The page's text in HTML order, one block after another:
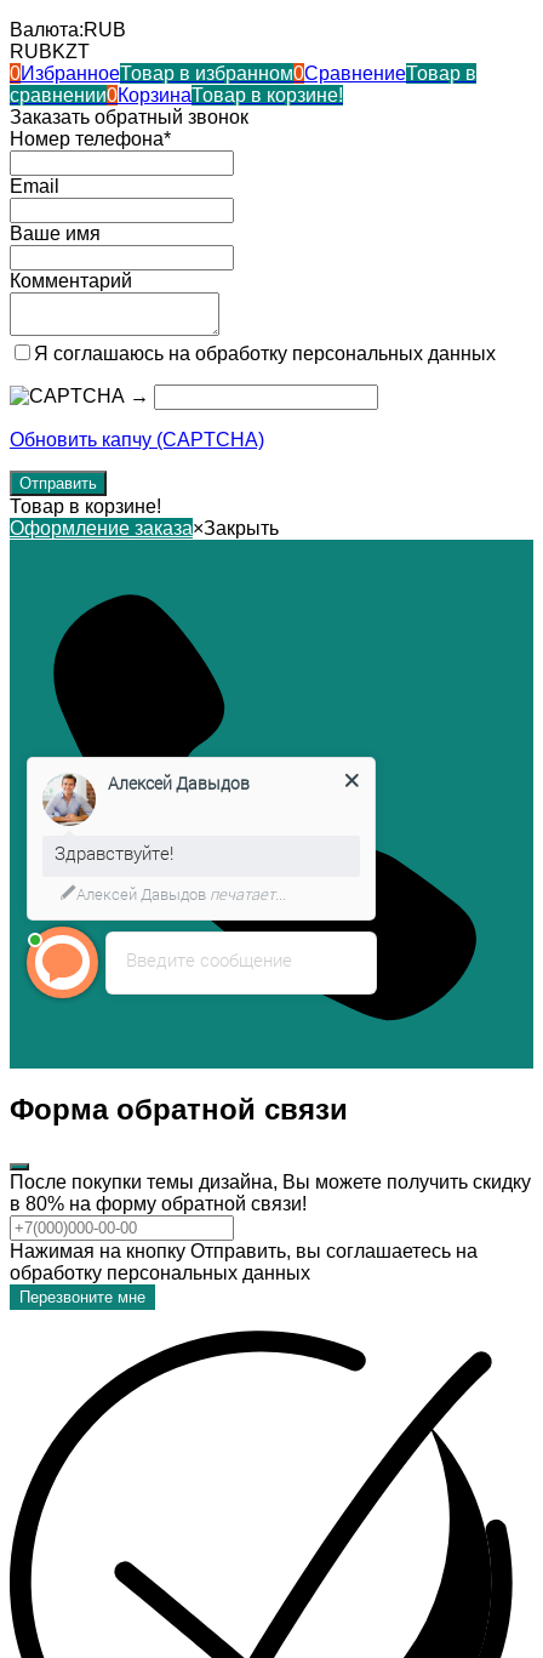
Валюта:RUB
RUBKZT
0ИзбранноеТовар в избранном0СравнениеТовар в
сравнении0КорзинаТовар в корзине!
Заказать обратный звонок
Номер телефона*
Email
Ваше имя
Комментарий
Я соглашаюсь на обработку персональных данных
→
Обновить капчу (CAPTCHA)
Товар в корзине!
Оформление заказа×Закрыть
Форма обратной связи
После покупки темы дизайна, Вы можете получить скидку
в 80% на форму обратной связи!
Нажимая на кнопку Отправить, вы соглашаетесь на
обработку персональных данных
Перезвоните мне
Введите сообщение
Алексей Давыдов
Здравствуйте!
Алексей Давыдов печатает...